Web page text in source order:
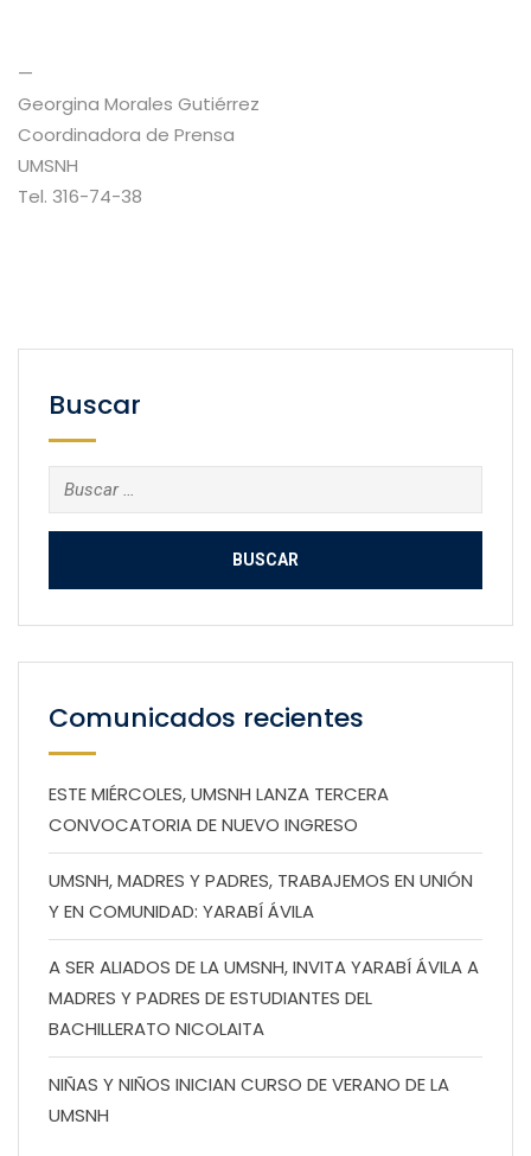
—
Georgina Morales Gutiérrez
Coordinadora de Prensa
UMSNH
Tel. 316-74-38
Buscar
Buscar:
Comunicados recientes
ESTE MIÉRCOLES, UMSNH LANZA TERCERA
CONVOCATORIA DE NUEVO INGRESO
UMSNH, MADRES Y PADRES, TRABAJEMOS EN UNIÓN
Y EN COMUNIDAD: YARABÍ ÁVILA
A SER ALIADOS DE LA UMSNH, INVITA YARABÍ ÁVILA A
MADRES Y PADRES DE ESTUDIANTES DEL
BACHILLERATO NICOLAITA
NIÑAS Y NIÑOS INICIAN CURSO DE VERANO DE LA
UMSNH